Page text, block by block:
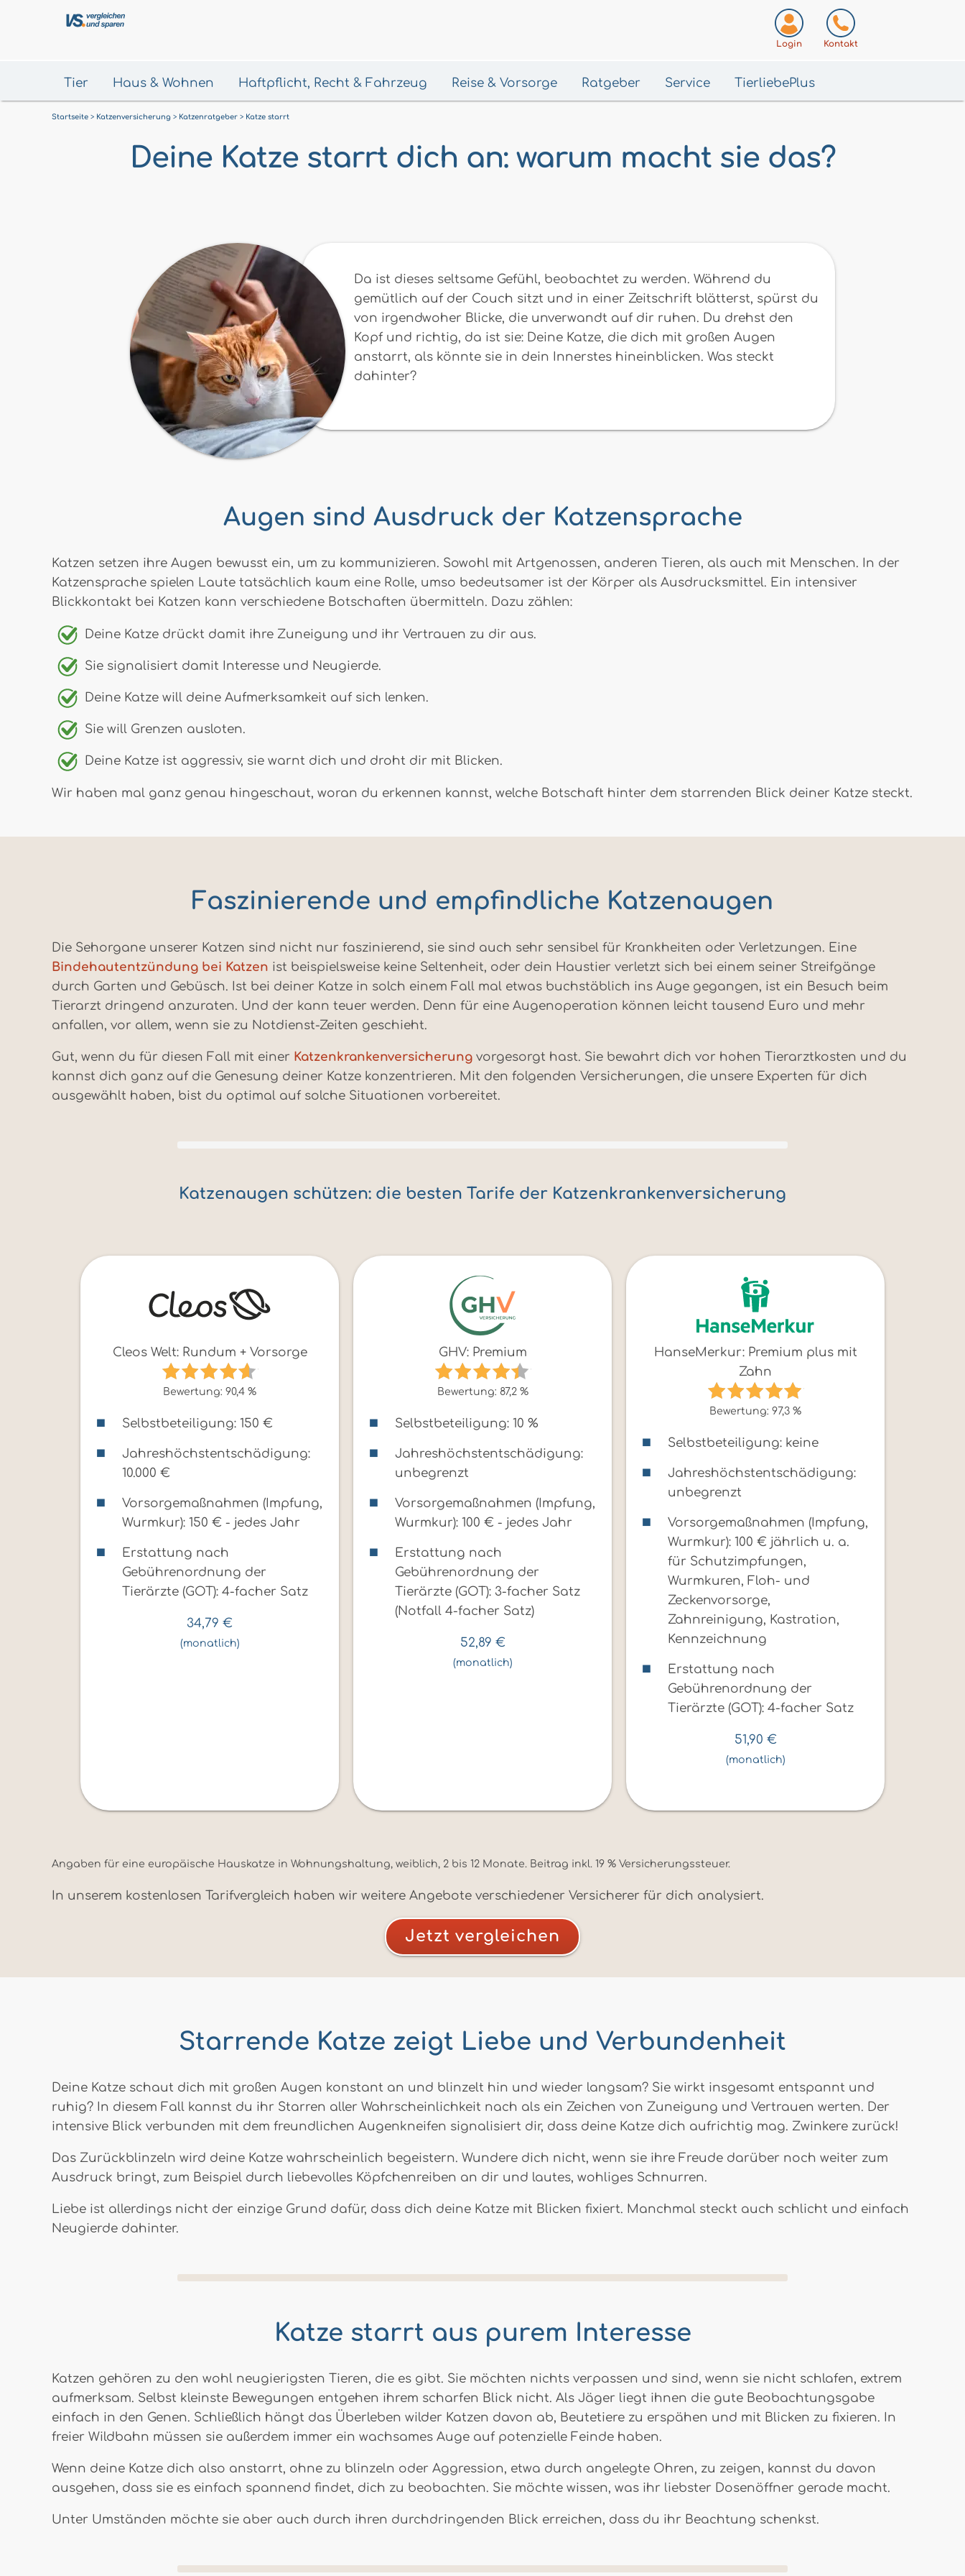
Login Kontakt
Tier Haus & Wohnen Haftpflicht, Recht & Fahrzeug Reise & Vorsorge Ratgeber Service TierliebePlus
Startseite Katzenversicherung Katzenratgeber Katze starrt
Deine Katze starrt dich an: warum macht sie das?
Da ist dieses seltsame Gefühl, beobachtet zu werden. Während du
gemütlich auf der Couch sitzt und in einer Zeitschrift blätterst, spürst du
von irgendwoher Blicke, die unverwandt auf dir ruhen. Du drehst den
Kopf und richtig, da ist sie: Deine Katze, die dich mit großen Augen
anstarrt, als könnte sie in dein Innerstes hineinblicken. Was steckt
dahinter?
Augen sind Ausdruck der Katzensprache
Katzen setzen ihre Augen bewusst ein, um zu kommunizieren. Sowohl mit Artgenossen, anderen Tieren, als auch mit Menschen. In der
Katzensprache spielen Laute tatsächlich kaum eine Rolle, umso bedeutsamer ist der Körper als Ausdrucksmittel. Ein intensiver
Blickkontakt bei Katzen kann verschiedene Botschaften übermitteln. Dazu zählen:
Deine Katze drückt damit ihre Zuneigung und ihr Vertrauen zu dir aus.
Sie signalisiert damit Interesse und Neugierde.
Deine Katze will deine Aufmerksamkeit auf sich lenken.
Sie will Grenzen ausloten.
Deine Katze ist aggressiv, sie warnt dich und droht dir mit Blicken.
Wir haben mal ganz genau hingeschaut, woran du erkennen kannst, welche Botschaft hinter dem starrenden Blick deiner Katze steckt.
Faszinierende und empfindliche Katzenaugen
Die Sehorgane unserer Katzen sind nicht nur faszinierend, sie sind auch sehr sensibel für Krankheiten oder Verletzungen. Eine
Bindehautentzündung bei Katzen ist beispielsweise keine Seltenheit, oder dein Haustier verletzt sich bei einem seiner Streifgänge
durch Garten und Gebüsch. Ist bei deiner Katze in solch einem Fall mal etwas buchstäblich ins Auge gegangen, ist ein Besuch beim
Tierarzt dringend anzuraten. Und der kann teuer werden. Denn für eine Augenoperation können leicht tausend Euro und mehr
anfallen, vor allem, wenn sie zu Notdienst-Zeiten geschieht.
Gut, wenn du für diesen Fall mit einer Katzenkrankenversicherung vorgesorgt hast. Sie bewahrt dich vor hohen Tierarztkosten und du
kannst dich ganz auf die Genesung deiner Katze konzentrieren. Mit den folgenden Versicherungen, die unsere Experten für dich
ausgewählt haben, bist du optimal auf solche Situationen vorbereitet.
Katzenaugen schützen: die besten Tarife der Katzenkrankenversicherung
Cleos Welt: Rundum + Vorsorge
Bewertung: 90,4 %
Selbstbeteiligung: 150 €
Jahreshöchstentschädigung:
10.000 €
Vorsorgemaßnahmen (Impfung,
Wurmkur): 150 € - jedes Jahr
Erstattung nach
Gebührenordnung der
Tierärzte (GOT): 4-facher Satz
34,79 €
(monatlich)
GHV: Premium
Bewertung: 87,2 %
Selbstbeteiligung: 10 %
Jahreshöchstentschädigung:
unbegrenzt
Vorsorgemaßnahmen (Impfung,
Wurmkur): 100 € - jedes Jahr
Erstattung nach
Gebührenordnung der
Tierärzte (GOT): 3-facher Satz
(Notfall 4-facher Satz)
52,89 €
(monatlich)
HanseMerkur: Premium plus mit
Zahn
Bewertung: 97,3 %
Selbstbeteiligung: keine
Jahreshöchstentschädigung:
unbegrenzt
Vorsorgemaßnahmen (Impfung,
Wurmkur): 100 € jährlich u. a.
für Schutzimpfungen,
Wurmkuren, Floh- und
Zeckenvorsorge,
Zahnreinigung, Kastration,
Kennzeichnung
Erstattung nach
Gebührenordnung der
Tierärzte (GOT): 4-facher Satz
51,90 €
(monatlich)
Angaben für eine europäische Hauskatze in Wohnungshaltung, weiblich, 2 bis 12 Monate. Beitrag inkl. 19 % Versicherungssteuer.
In unserem kostenlosen Tarifvergleich haben wir weitere Angebote verschiedener Versicherer für dich analysiert.
Jetzt vergleichen
Starrende Katze zeigt Liebe und Verbundenheit
Deine Katze schaut dich mit großen Augen konstant an und blinzelt hin und wieder langsam? Sie wirkt insgesamt entspannt und
ruhig? In diesem Fall kannst du ihr Starren aller Wahrscheinlichkeit nach als ein Zeichen von Zuneigung und Vertrauen werten. Der
intensive Blick verbunden mit dem freundlichen Augenkneifen signalisiert dir, dass deine Katze dich aufrichtig mag. Zwinkere zurück!
Das Zurückblinzeln wird deine Katze wahrscheinlich begeistern. Wundere dich nicht, wenn sie ihre Freude darüber noch weiter zum
Ausdruck bringt, zum Beispiel durch liebevolles Köpfchenreiben an dir und lautes, wohliges Schnurren.
Liebe ist allerdings nicht der einzige Grund dafür, dass dich deine Katze mit Blicken fixiert. Manchmal steckt auch schlicht und einfach
Neugierde dahinter.
Katze starrt aus purem Interesse
Katzen gehören zu den wohl neugierigsten Tieren, die es gibt. Sie möchten nichts verpassen und sind, wenn sie nicht schlafen, extrem
aufmerksam. Selbst kleinste Bewegungen entgehen ihrem scharfen Blick nicht. Als Jäger liegt ihnen die gute Beobachtungsgabe
einfach in den Genen. Schließlich hängt das Überleben wilder Katzen davon ab, Beutetiere zu erspähen und mit Blicken zu fixieren. In
freier Wildbahn müssen sie außerdem immer ein wachsames Auge auf potenzielle Feinde haben.
Wenn deine Katze dich also anstarrt, ohne zu blinzeln oder Aggression, etwa durch angelegte Ohren, zu zeigen, kannst du davon
ausgehen, dass sie es einfach spannend findet, dich zu beobachten. Sie möchte wissen, was ihr liebster Dosenöffner gerade macht.
Unter Umständen möchte sie aber auch durch ihren durchdringenden Blick erreichen, dass du ihr Beachtung schenkst.